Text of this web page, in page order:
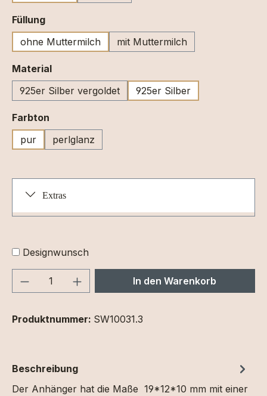
Füllungauswählen
ohne Muttermilch
mit Muttermilch
Materialauswählen
925er Silber vergoldet
925er Silber
Farbton
pur
perlglanz
Extras
Designwunsch
Produkt Anzahl: Gib denIn den Warenkorb
Produktnummer: SW10031.3
Beschreibung
Der Anhänger hat die Maße 19*12*10 mm mit einer